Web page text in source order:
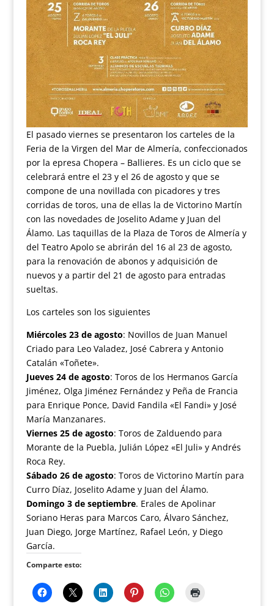
El pasado viernes se presentaron los carteles de la
Feria de la Virgen del Mar de Almería, confeccionados
por la epresa Chopera – Ballieres. Es un ciclo que se
celebrará entre el 23 y el 26 de agosto y que se
compone de una novillada con picadores y tres
corridas de toros, una de ellas la de Victorino Martín
con las novedades de Joselito Adame y Juan del
Álamo. Las taquillas de la Plaza de Toros de Almería y
del Teatro Apolo se abrirán del 16 al 23 de agosto,
para la renovación de abonos y adquisición de
nuevos y a partir del 21 de agosto para entradas
sueltas.
Los carteles son los siguientes
Miércoles 23 de agosto: Novillos de Juan Manuel
Criado para Leo Valadez, José Cabrera y Antonio
Catalán «Toñete».
Jueves 24 de agosto: Toros de los Hermanos García
Jiménez, Olga Jiménez Fernández y Peña de Francia
para Enrique Ponce, David Fandila «El Fandi» y José
María Manzanares.
Viernes 25 de agosto: Toros de Zalduendo para
Morante de la Puebla, Julián López «El Juli» y Andrés
Roca Rey.
Sábado 26 de agosto: Toros de Victorino Martín para
Curro Díaz, Joselito Adame y Juan del Álamo.
Domingo 3 de septiembre. Erales de Apolinar
Soriano Heras para Marcos Caro, Álvaro Sánchez,
Juan Diego, Jorge Martínez, Rafael León, y Diego
García.
Comparte esto: